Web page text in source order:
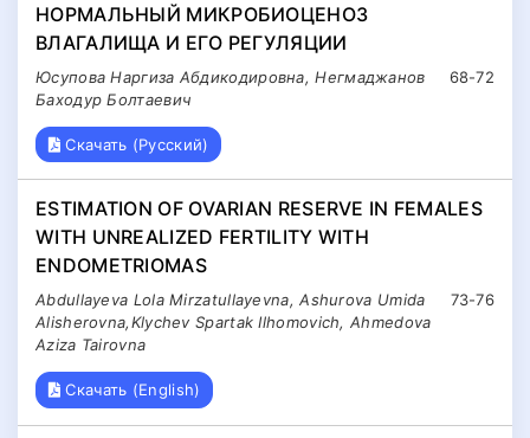
НОРМАЛЬНЫЙ МИКРОБИОЦЕНОЗ
ВЛАГАЛИЩА И ЕГО РЕГУЛЯЦИИ
68-72
Юсупова Наргиза Абдикодировна, Негмаджанов
Баходур Болтаевич
Скачать (Русский)
ESTIMATION OF OVARIAN RESERVE IN FEMALES
WITH UNREALIZED FERTILITY WITH
ENDOMETRIOMAS
73-76
Abdullayeva Lola Mirzatullayevna, Ashurova Umida
Alisherovna,Klychev Spartak Ilhomovich, Ahmedova
Aziza Tairovna
Скачать (English)